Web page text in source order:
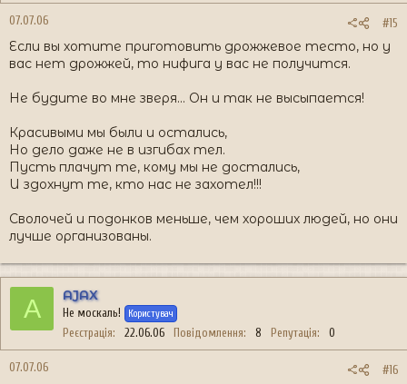
07.07.06 #15
Если вы хотите приготовить дрожжевое тесто, но у
вас нет дрожжей, то нифига у вас не получится.
Не будите во мне зверя... Он и так не высыпается!
Красивыми мы были и остались,
Но дело даже не в изгибах тел.
Пусть плачут те, кому мы не достались,
И здохнут те, кто нас не захотел!!!
Сволочей и подонков меньше, чем хороших людей, но они
лучше организованы.
A AJAX
Не москаль! Користувач
Реєстрація 22.06.06 Повідомлення 8 Репутація 0
07.07.06 #16